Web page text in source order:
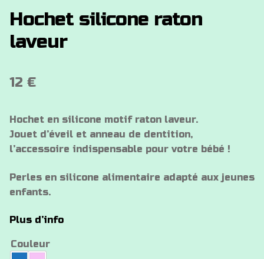
Hochet silicone raton
laveur
12 €
Hochet en silicone motif raton laveur.
Jouet d’éveil et anneau de dentition,
l’accessoire indispensable pour votre bébé !
Perles en silicone alimentaire adapté aux jeunes
enfants.
Plus d’info
Couleur